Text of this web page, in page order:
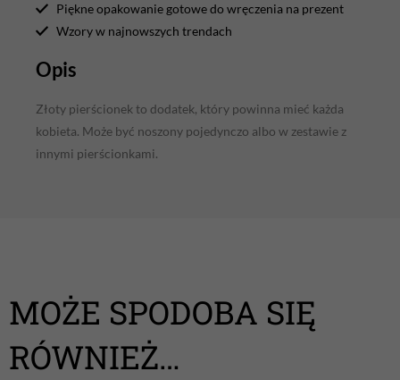
Piękne opakowanie gotowe do wręczenia na prezent
Wzory w najnowszych trendach
Opis
Złoty pierścionek to dodatek, który powinna mieć każda
kobieta. Może być noszony pojedynczo albo w zestawie z
innymi pierścionkami.
MOŻE SPODOBA SIĘ
RÓWNIEŻ…